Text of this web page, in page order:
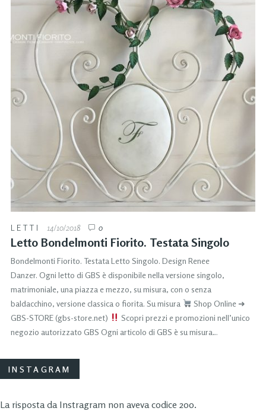
LETTI 14/10/2018 0
Letto Bondelmonti Fiorito. Testata Singolo
Bondelmonti Fiorito. Testata Letto Singolo. Design Renee
Danzer. Ogni letto di GBS è disponibile nella versione singolo,
matrimoniale, una piazza e mezzo, su misura, con o senza
baldacchino, versione classica o fiorita. Su misura
Shop Online ➜
GBS-STORE (gbs-store.net)
Scopri prezzi e promozioni nell’unico
negozio autorizzato GBS Ogni articolo di GBS è su misura…
INSTAGRAM
La risposta da Instragram non aveva codice 200.